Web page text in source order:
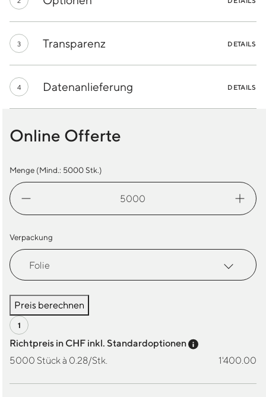
3 Transparenz DETAILS
4 Datenanlieferung DETAILS
Online Offerte
Menge (Mind.: 5000Stk.)
Dextro
Energy
Menge
Verpackung
Preis berechnen
Richtpreis in CHF inkl. Standardoptionen
Preis-Tooltip
5000 Stück à 0.28/Stk.
1'400.00